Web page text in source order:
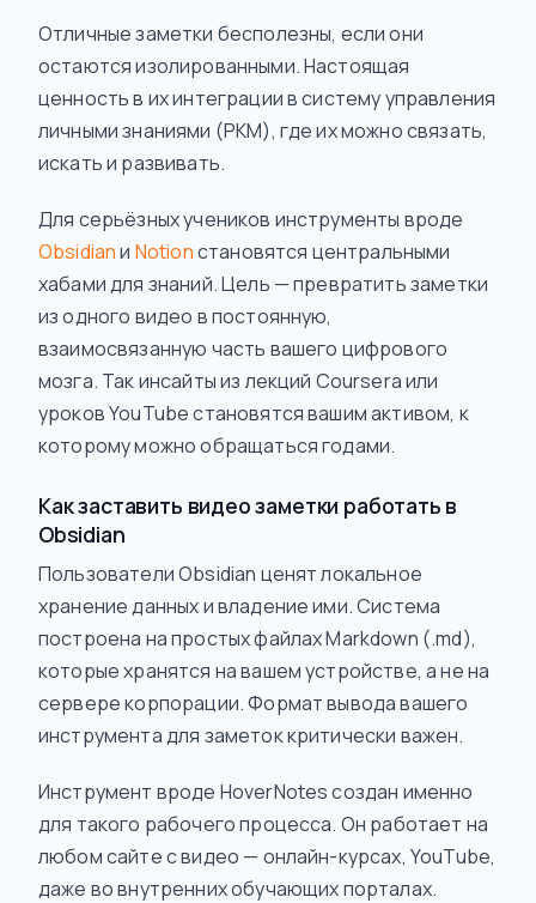
Отличные заметки бесполезны, если они
остаются изолированными. Настоящая
ценность в их интеграции в систему управления
личными знаниями (PKM), где их можно связать,
искать и развивать.
Для серьёзных учеников инструменты вроде
Obsidianи Notionстановятся центральными
хабами для знаний. Цель — превратить заметки
из одного видео в постоянную,
взаимосвязанную часть вашего цифрового
мозга. Так инсайты из лекций Coursera или
уроков YouTube становятся вашим активом, к
которому можно обращаться годами.
Как заставить видео заметки работать в
Obsidian
Пользователи Obsidian ценят локальное
хранение данных и владение ими. Система
построена на простых файлах Markdown (.md),
которые хранятся на вашем устройстве, а не на
сервере корпорации. Формат вывода вашего
инструмента для заметок критически важен.
Инструмент вроде HoverNotes создан именно
для такого рабочего процесса. Он работает на
любом сайте с видео — онлайн-курсах, YouTube,
даже во внутренних обучающих порталах.